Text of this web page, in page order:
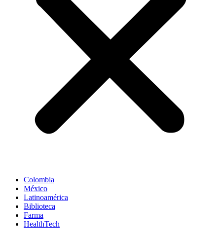
Colombia
México
Latinoamérica
Biblioteca
Farma
HealthTech